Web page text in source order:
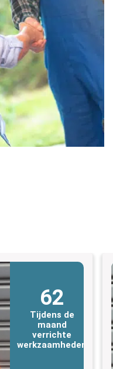
62
Tijdens de
maand
verrichte
werkzaamheden